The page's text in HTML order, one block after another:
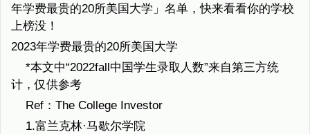
年学费最贵的20所美国大学」名单，快来看看你的学校
上榜没！
2023年学费最贵的20所美国大学
*本文中“2022fall中国学生录取人数”来自第三方统
计，仅供参考
Ref：The College Investor
1.富兰克林·马歇尔学院